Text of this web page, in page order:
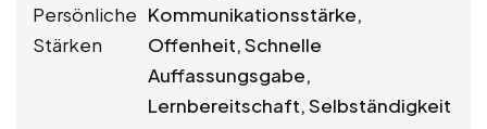
Persönliche
Stärken
Kommunikationsstärke,
Offenheit, Schnelle
Auffassungsgabe,
Lernbereitschaft, Selbständigkeit